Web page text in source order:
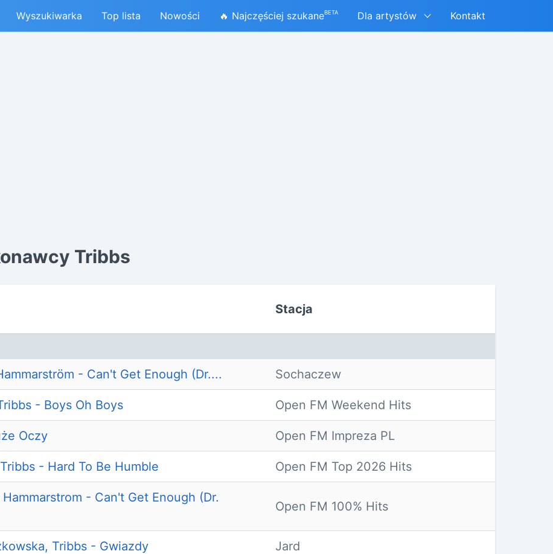
Wyszukiwarka Top lista Nowości 🔥 Najczęściej szukaneBETA Dla artystów Kontakt
Tribbs
Stacja
- Can't Get Enough (Dr.... Sochaczew
- Boys Oh Boys Open FM Weekend Hits
Oczy Open FM Impreza PL
- Hard To Be Humble Open FM Top 2026 Hits
- Can't Get Enough (Dr.
Open FM 100% Hits
Tribbs - Gwiazdy Jard